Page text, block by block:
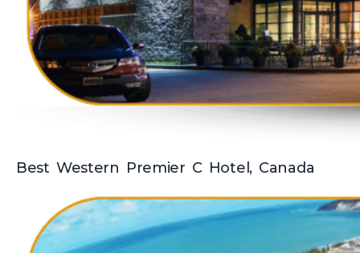
Best Western Premier C Hotel, Canada